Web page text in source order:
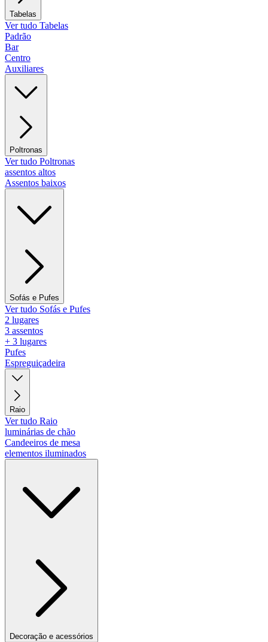
Tabelas
Ver tudo Tabelas
Padrão
Bar
Centro
Auxiliares
Poltronas
Ver tudo Poltronas
assentos altos
Assentos baixos
Sofás e Pufes
Ver tudo Sofás e Pufes
2 lugares
3 assentos
+ 3 lugares
Pufes
Espreguiçadeira
Raio
Ver tudo Raio
luminárias de chão
Candeeiros de mesa
elementos iluminados
Decoração e acessórios